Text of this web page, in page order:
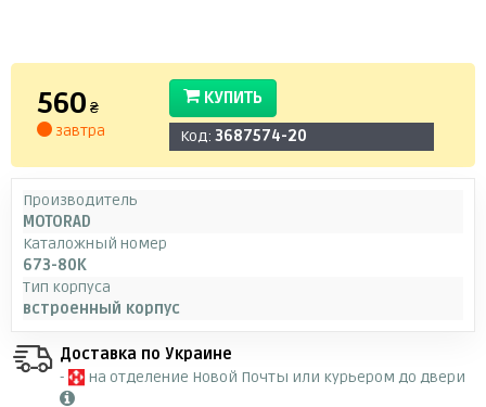
560 ₴
завтра
КУПИТЬ
Код: 3687574-20
Производитель
MOTORAD
Каталожный номер
673-80K
Тип корпуса
встроенный корпус
Доставка по Украине
-
на отделение Новой Почты или курьером до двери